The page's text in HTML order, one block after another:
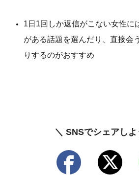
1日1回しか返信がこない女性に
がある話題を選んだり、直接会
りするのがおすすめ
＼ SNSでシェアしよ